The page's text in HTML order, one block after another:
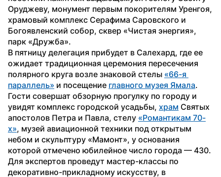
Оруджеву, монумент первым покорителям Уренгоя,
храмовый комплекс Серафима Саровского и
Богоявленский собор, сквер «Чистая энергия»,
парк «Дружба».
В пятницу делегация прибудет в Салехард, где ее
ожидает традиционная церемония пересечения
полярного круга возле знаковой стелы «66-я
параллель» и посещение главного музея Ямала.
Гости совершат обзорную прогулку по городу и
увидят комплекс городской усадьбы, храм Святых
апостолов Петра и Павла, стелу «Романтикам 70-
х», музей авиационной техники под открытым
небом и скульптуру «Мамонт», у основания
которой отмечено юбилейное число города — 430.
Для экспертов проведут мастер-классы по